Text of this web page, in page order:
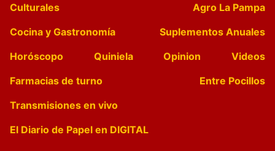
Culturales
Agro La Pampa
Cocina y Gastronomía
Suplementos Anuales
Horóscopo
Quiniela Opinion
Videos
Farmacias de turno
Entre Pocillos
Transmisiones en vivo
El Diario de Papel en DIGITAL